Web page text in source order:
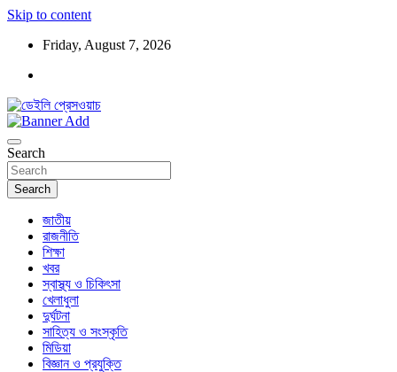
Skip to content
Friday, August 7, 2026
ডেইলি প্রেসওয়াচ
Search
Search
জাতীয়
রাজনীতি
শিক্ষা
খবর
স্বাস্থ্য ও চিকিৎসা
খেলাধুলা
দুর্ঘটনা
সাহিত্য ও সংস্কৃতি
মিডিয়া
বিজ্ঞান ও প্রযুক্তি